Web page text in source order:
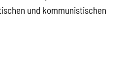
und kommunistischen